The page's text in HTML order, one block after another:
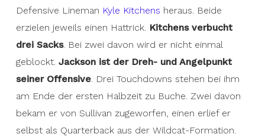
Defensive Lineman Kyle Kitchens heraus. Beide
erzielen jeweils einen Hattrick. Kitchens verbucht
drei Sacks. Bei zwei davon wird er nicht einmal
geblockt. Jackson ist der Dreh- und Angelpunkt
seiner Offensive. Drei Touchdowns stehen bei ihm
am Ende der ersten Halbzeit zu Buche. Zwei davon
bekam er von Sullivan zugeworfen, einen erlief er
selbst als Quarterback aus der Wildcat-Formation.